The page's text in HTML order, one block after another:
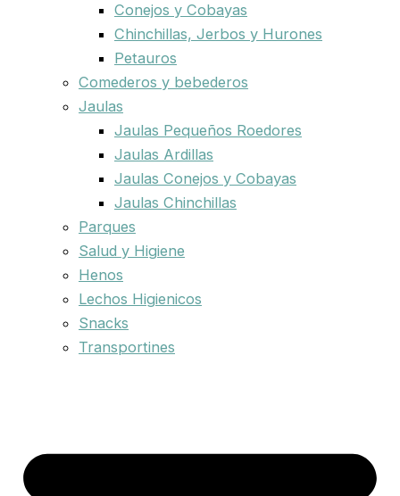
Conejos y Cobayas
Chinchillas, Jerbos y Hurones
Petauros
Comederos y bebederos
Jaulas
Jaulas Pequeños Roedores
Jaulas Ardillas
Jaulas Conejos y Cobayas
Jaulas Chinchillas
Parques
Salud y Higiene
Henos
Lechos Higienicos
Snacks
Transportines